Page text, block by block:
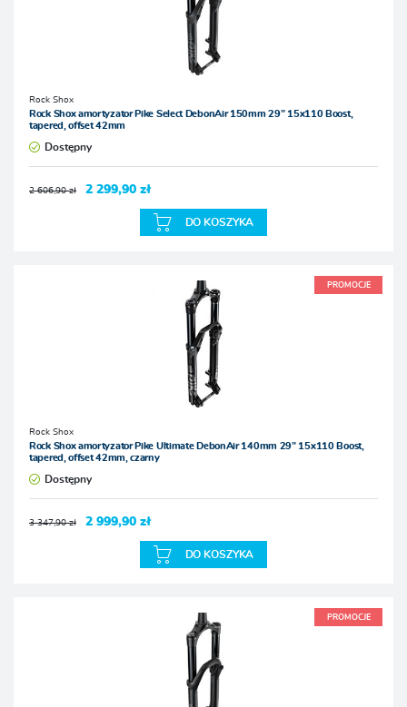
Rock Shox
Rock Shox amortyzator Pike Select DebonAir 150mm 29” 15x110 Boost,
tapered, offset 42mm
Dostępny
2 606,90 zł 2 299,90 zł
DO KOSZYKA
PROMOCJE
Rock Shox
Rock Shox amortyzator Pike Ultimate DebonAir 140mm 29” 15x110 Boost,
tapered, offset 42mm, czarny
Dostępny
3 347,90 zł 2 999,90 zł
DO KOSZYKA
PROMOCJE